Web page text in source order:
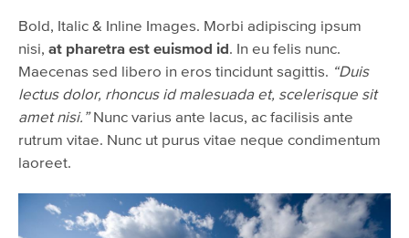
Bold, Italic & Inline Images. Morbi adipiscing ipsum
nisi, at pharetra est euismod id. In eu felis nunc.
Maecenas sed libero in eros tincidunt sagittis. “Duis
lectus dolor, rhoncus id malesuada et, scelerisque sit
amet nisi.”Nunc varius ante lacus, ac facilisis ante
rutrum vitae. Nunc ut purus vitae neque condimentum
laoreet.